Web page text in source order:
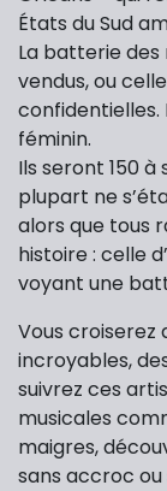
États du Sud
La batterie des
vendus, ou
confidentielles.
féminin.
Ils seront 150
plupart ne
alors que tous
histoire : celle
voyant une
Vous croiserez
incroyables,
suivrez ces
musicales
maigres,
sans accroc